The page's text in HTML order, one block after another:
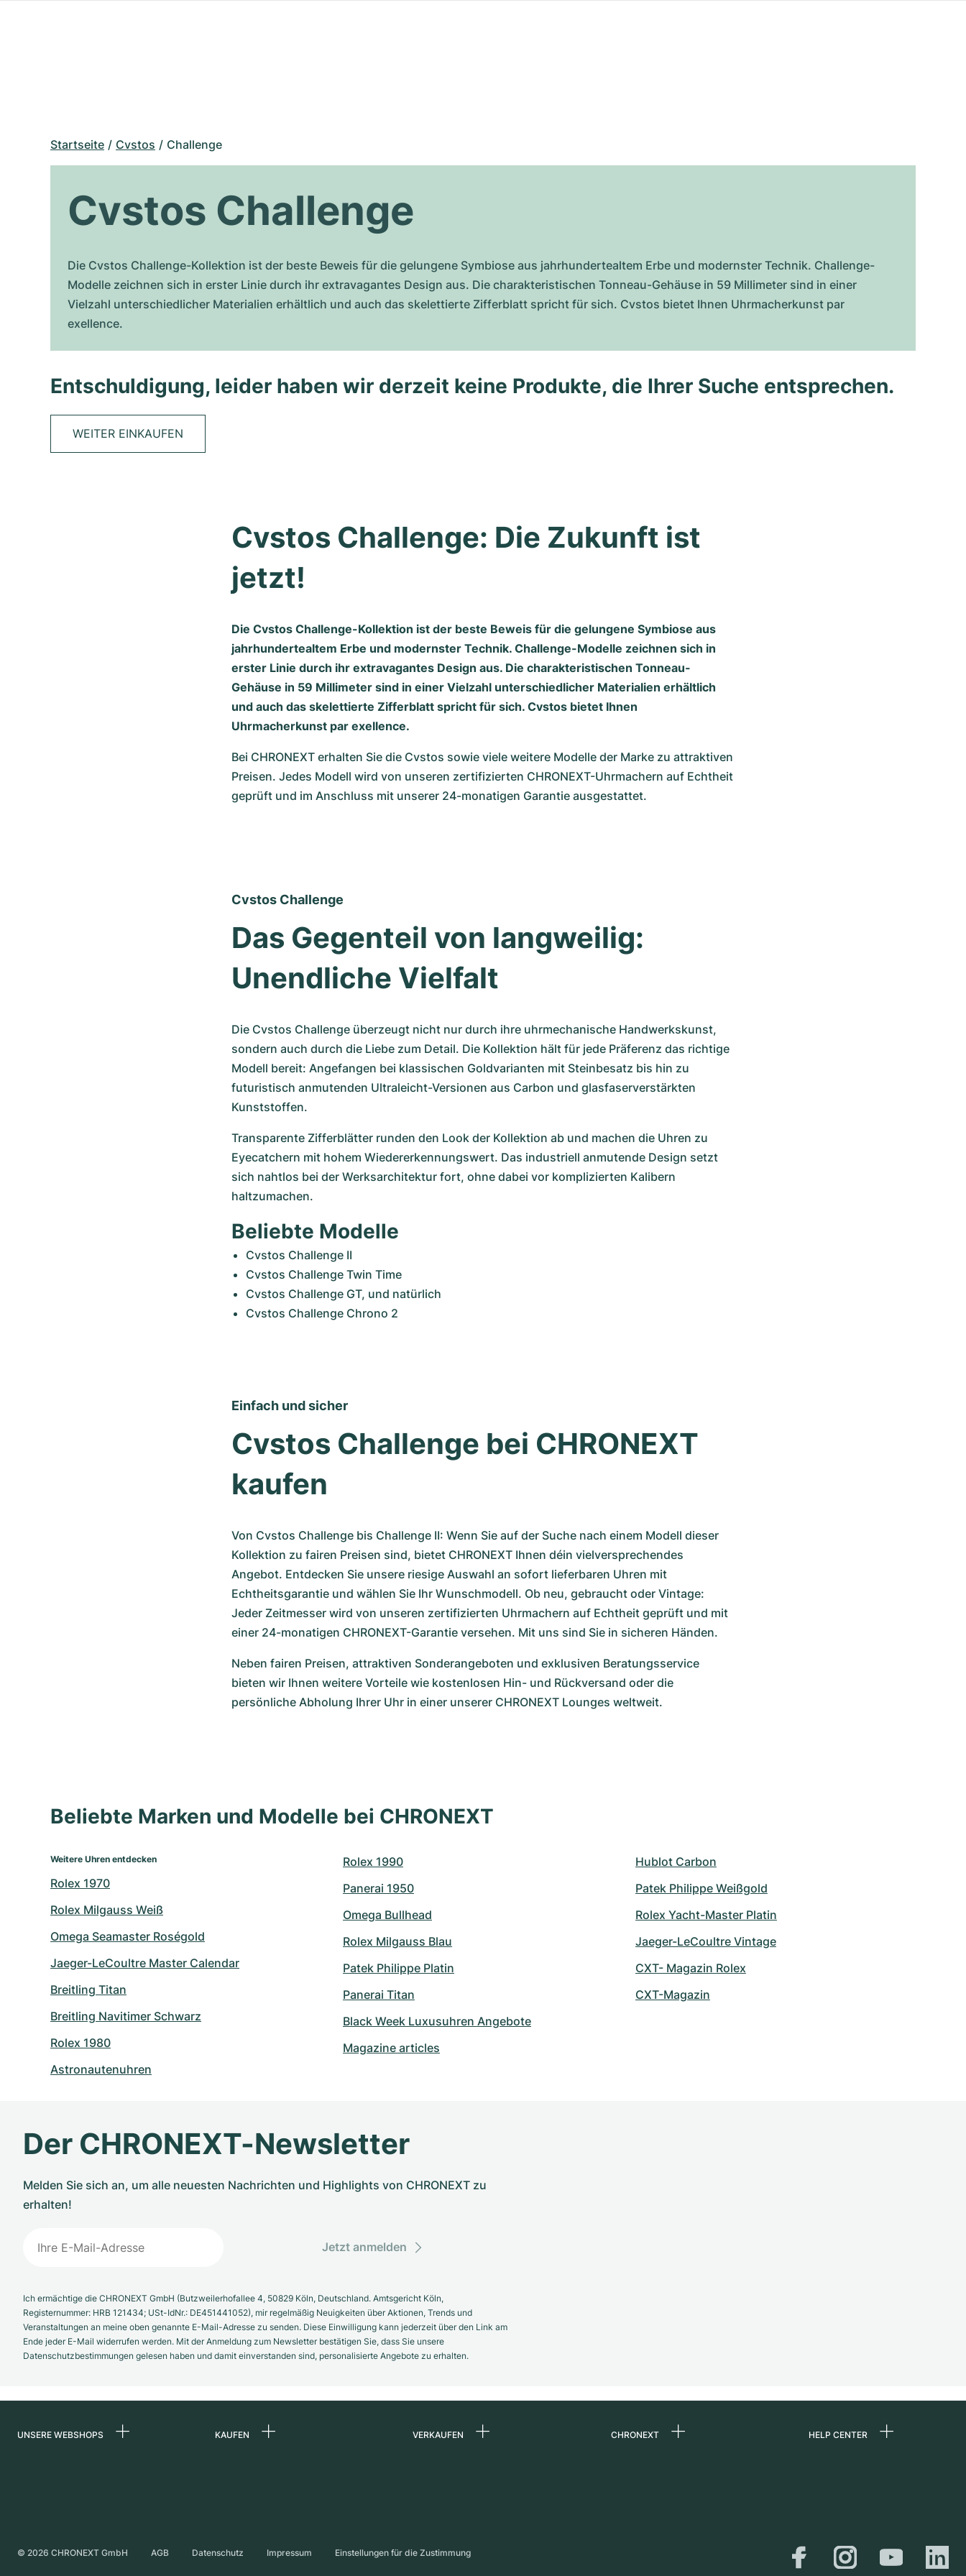
Startseite Cvstos Challenge
Cvstos Challenge
Die Cvstos Challenge-Kollektion ist der beste Beweis für die gelungene Symbiose aus jahrhundertealtem Erbe und modernster Technik. Challenge-
Modelle zeichnen sich in erster Linie durch ihr extravagantes Design aus. Die charakteristischen Tonneau-Gehäuse in 59 Millimeter sind in einer
Vielzahl unterschiedlicher Materialien erhältlich und auch das skelettierte Zifferblatt spricht für sich. Cvstos bietet Ihnen Uhrmacherkunst par
exellence.
Entschuldigung, leider haben wir derzeit keine Produkte, die Ihrer Suche entsprechen.
WEITER EINKAUFEN
Cvstos Challenge: Die Zukunft ist
jetzt!
Die Cvstos Challenge-Kollektion ist der beste Beweis für die gelungene Symbiose aus
jahrhundertealtem Erbe und modernster Technik. Challenge-Modelle zeichnen sich in
erster Linie durch ihr extravagantes Design aus. Die charakteristischen Tonneau-
Gehäuse in 59 Millimeter sind in einer Vielzahl unterschiedlicher Materialien erhältlich
und auch das skelettierte Zifferblatt spricht für sich. Cvstos bietet Ihnen
Uhrmacherkunst par exellence.
Bei CHRONEXT erhalten Sie die Cvstos sowie viele weitere Modelle der Marke zu attraktiven
Preisen. Jedes Modell wird von unseren zertifizierten CHRONEXT-Uhrmachern auf Echtheit
geprüft und im Anschluss mit unserer 24-monatigen Garantie ausgestattet.
Cvstos Challenge
Das Gegenteil von langweilig:
Unendliche Vielfalt
Die Cvstos Challenge überzeugt nicht nur durch ihre uhrmechanische Handwerkskunst,
sondern auch durch die Liebe zum Detail. Die Kollektion hält für jede Präferenz das richtige
Modell bereit: Angefangen bei klassischen Goldvarianten mit Steinbesatz bis hin zu
futuristisch anmutenden Ultraleicht-Versionen aus Carbon und glasfaserverstärkten
Kunststoffen.
Transparente Zifferblätter runden den Look der Kollektion ab und machen die Uhren zu
Eyecatchern mit hohem Wiedererkennungswert. Das industriell anmutende Design setzt
sich nahtlos bei der Werksarchitektur fort, ohne dabei vor komplizierten Kalibern
haltzumachen.
Beliebte Modelle
Cvstos Challenge II
Cvstos Challenge Twin Time
Cvstos Challenge GT, und natürlich
Cvstos Challenge Chrono 2
Einfach und sicher
Cvstos Challenge bei CHRONEXT
kaufen
Von Cvstos Challenge bis Challenge II: Wenn Sie auf der Suche nach einem Modell dieser
Kollektion zu fairen Preisen sind, bietet CHRONEXT Ihnen déin vielversprechendes
Angebot. Entdecken Sie unsere riesige Auswahl an sofort lieferbaren Uhren mit
Echtheitsgarantie und wählen Sie Ihr Wunschmodell. Ob neu, gebraucht oder Vintage:
Jeder Zeitmesser wird von unseren zertifizierten Uhrmachern auf Echtheit geprüft und mit
einer 24-monatigen CHRONEXT-Garantie versehen. Mit uns sind Sie in sicheren Händen.
Neben fairen Preisen, attraktiven Sonderangeboten und exklusiven Beratungsservice
bieten wir Ihnen weitere Vorteile wie kostenlosen Hin- und Rückversand oder die
persönliche Abholung Ihrer Uhr in einer unserer CHRONEXT Lounges weltweit.
Beliebte Marken und Modelle bei CHRONEXT
Weitere Uhren entdecken
Rolex 1970
Rolex Milgauss Weiß
Omega Seamaster Roségold
Jaeger-LeCoultre Master Calendar
Breitling Titan
Breitling Navitimer Schwarz
Rolex 1980
Astronautenuhren
Rolex 1990
Panerai 1950
Omega Bullhead
Rolex Milgauss Blau
Patek Philippe Platin
Panerai Titan
Black Week Luxusuhren Angebote
Magazine articles
Hublot Carbon
Patek Philippe Weißgold
Rolex Yacht-Master Platin
Jaeger-LeCoultre Vintage
CXT- Magazin Rolex
CXT-Magazin
Der CHRONEXT-Newsletter
Melden Sie sich an, um alle neuesten Nachrichten und Highlights von CHRONEXT zu
erhalten!
Jetzt anmelden
Ich ermächtige die CHRONEXT GmbH (Butzweilerhofallee 4, 50829 Köln, Deutschland. Amtsgericht Köln,
Registernummer: HRB 121434; USt-IdNr.: DE451441052), mir regelmäßig Neuigkeiten über Aktionen, Trends und
Veranstaltungen an meine oben genannte E-Mail-Adresse zu senden. Diese Einwilligung kann jederzeit über den Link am
Ende jeder E-Mail widerrufen werden. Mit der Anmeldung zum Newsletter bestätigen Sie, dass Sie unsere
Datenschutzbestimmungen gelesen haben und damit einverstanden sind, personalisierte Angebote zu erhalten.
UNSERE WEBSHOPS KAUFEN VERKAUFEN CHRONEXT HELP CENTER
Versand &
Rückgaberecht
© 2026 CHRONEXT GmbH AGB Datenschutz Impressum Einstellungen für die Zustimmung